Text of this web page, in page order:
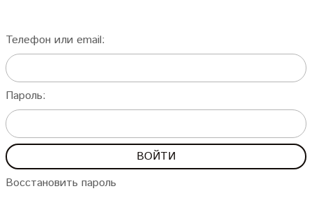
Телефон или email:
Пароль:
Восстановить пароль